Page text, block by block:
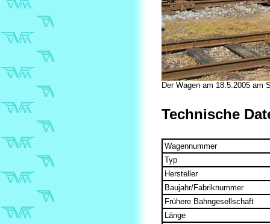
Der Wagen am 18.5.2005 am
Technische
Wagennummer
Typ
Hersteller
Baujahr/Fabriknummer
Frühere Bahngesellschaft
Länge